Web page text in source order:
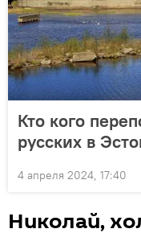
Кто кого
русских в
4 апреля 2024, 17:40
Николай,